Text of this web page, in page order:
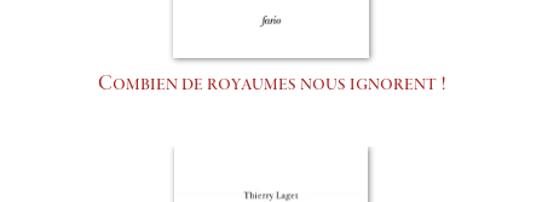
Combien de royaumes nous ignorent !